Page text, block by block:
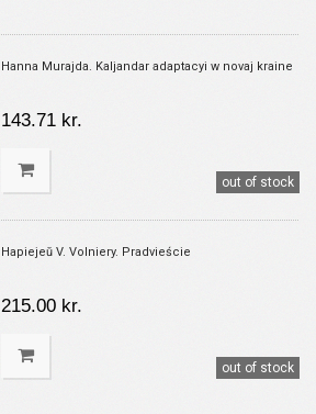
Hanna Murajda. Kaljandar adaptacyi w novaj kraine
143.71 kr.
out of stock
Hapiejeŭ V. Volniery. Pradvieście
215.00 kr.
out of stock